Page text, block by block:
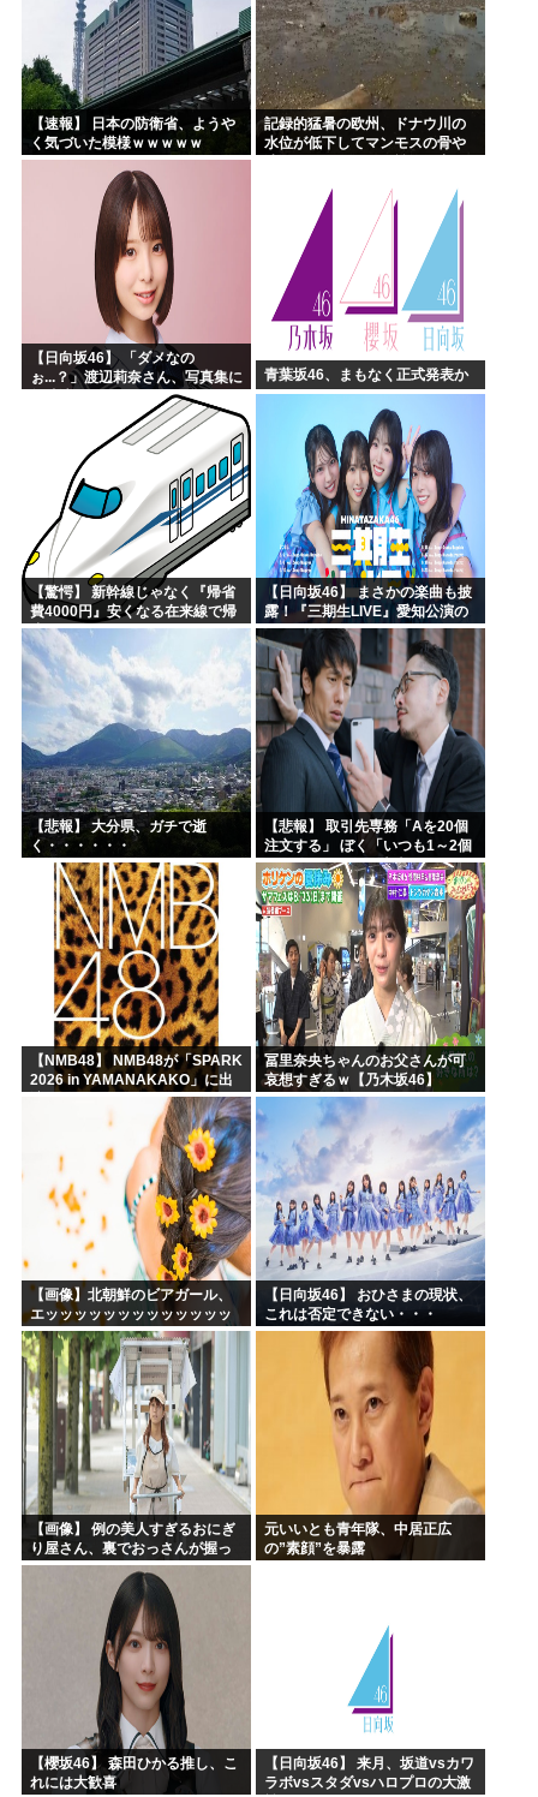
【速報】 日本の防衛省、ようや
く気づいた模様ｗｗｗｗｗ
記録的猛暑の欧州、ドナウ川の
水位が低下してマンモスの骨や
【日向坂46】 「ダメなの
ぉ...？」渡辺莉奈さん、写真集に
青葉坂46、まもなく正式発表か
【驚愕】 新幹線じゃなく『帰省
費4000円』安くなる在来線で帰
省した結果ｗｗｗｗｗ
【日向坂46】 まさかの楽曲も披
露！『三期生LIVE』愛知公演の
レポがこちら
【悲報】 大分県、ガチで逝
く・・・・・・
【悲報】 取引先専務「Aを20個
注文する」 ぼく「いつも1～2個
しか使わないけど本当に20であ
ってる？」 取専「あってる」→
結果『こう』なったんだが...
【NMB48】 NMB48が「SPARK
2026 in YAMANAKAKO」に出
冨里奈央ちゃんのお父さんが可
哀想すぎるｗ【乃木坂46】
【画像】北朝鮮のビアガール、
エッッッッッッッッッッッッッ
ッッッッ！
【日向坂46】 おひさまの現状、
これは否定できない・・・
【画像】 例の美人すぎるおにぎ
り屋さん、裏でおっさんが握っ
ていたｗｗｗｗｗｗｗｗｗｗｗ
元いいとも青年隊、中居正広
の”素顔”を暴露
【櫻坂46】 森田ひかる推し、こ
れには大歓喜
【日向坂46】 来月、坂道vsカワ
ラボvsスタダvsハロプロの大激